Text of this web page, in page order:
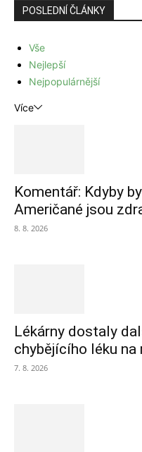
POSLEDNÍ ČLÁNKY
Vše
Nejlepší
Nejpopulárnější
Více
Komentář: Kdyby
Američané jsou
8. 8. 2026
Lékárny dostaly
chybějícího léku na
7. 8. 2026